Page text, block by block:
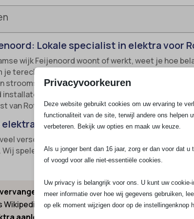
Lokale specialist in elektra voor
wijk Feijenoord woont of werkt, weet je hoe
je terecht bij een ervaren en gecertificeerd team
stroomstoringen, altijd volgens de modernste eisen
zijn, aangesloten bij Techniek
van Rotterdam.
voor woningen en
verschillende type woningen: van
spelen daar slim op in met een breed scala
of uitbreiden:Voor flats, herenhuizen
Wikipedia bekend staan om hun betrouwbaarheid
Privacyvoorkeuren
Deze website gebruikt cookies om uw ervaring te
functionaliteit van de site, terwijl andere ons helpen
verbeteren. Bekijk uw opties en maak uw keuze.
Als u jonger bent dan 16 jaar, zorg er dan voor dat
of voogd voor alle niet-essentiële cookies.
Uw privacy is belangrijk voor ons. U kunt uw
meer informatie over hoe wij gegevens gebruiken,
op elk moment wijzigen door op de instellingenknop